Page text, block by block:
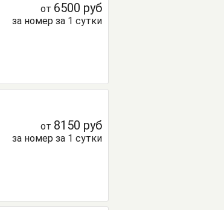
от 6500 руб
за номер за 1 сутки
от 8150 руб
за номер за 1 сутки